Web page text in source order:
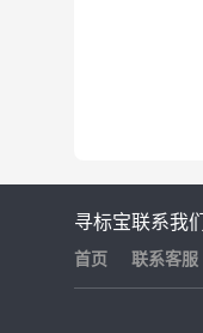
寻标宝
首页
联系我们
联系客服